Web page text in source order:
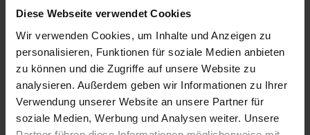
Diese Webseite verwendet Cookies
Wir verwenden Cookies, um Inhalte und Anzeigen zu
personalisieren, Funktionen für soziale Medien anbieten
zu können und die Zugriffe auf unsere Website zu
analysieren. Außerdem geben wir Informationen zu Ihrer
Verwendung unserer Website an unsere Partner für
soziale Medien, Werbung und Analysen weiter. Unsere
Advanti Blizzard Felgen 15 Zoll
Advanti Blizzard Felgen 17 Zoll